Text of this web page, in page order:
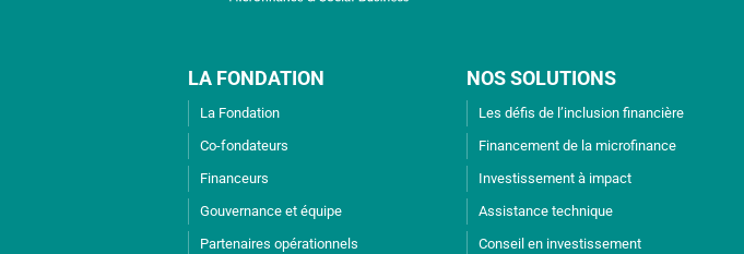
LA FONDATION
La Fondation
Co-fondateurs
Financeurs
Gouvernance et équipe
Partenaires opérationnels
NOS SOLUTIONS
Les défis de l’inclusion financière
Financement de la microfinance
Investissement à impact
Assistance technique
Conseil en investissement